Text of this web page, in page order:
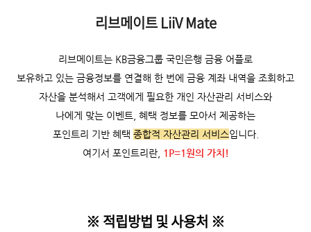
리브메이트 LiiV Mate
리브메이트는 KB금융그룹 국민은행 금융 어플로
보유하고 있는 금융정보를 연결해 한 번에 금융 계좌 내역을 조회하고
자산을 분석해서 고객에게 필요한 개인 자산관리 서비스와
나에게 맞는 이벤트, 혜택 정보를 모아서 제공하는
포인트리 기반 혜택 종합적 자산관리 서비스입니다.
여기서 포인트리란,
1P=1원의 가치!
※ 적립방법 및 사용처 ※